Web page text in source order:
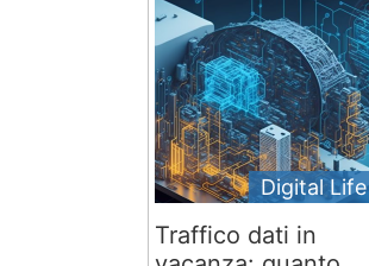
Digital Life
Traffico dati in